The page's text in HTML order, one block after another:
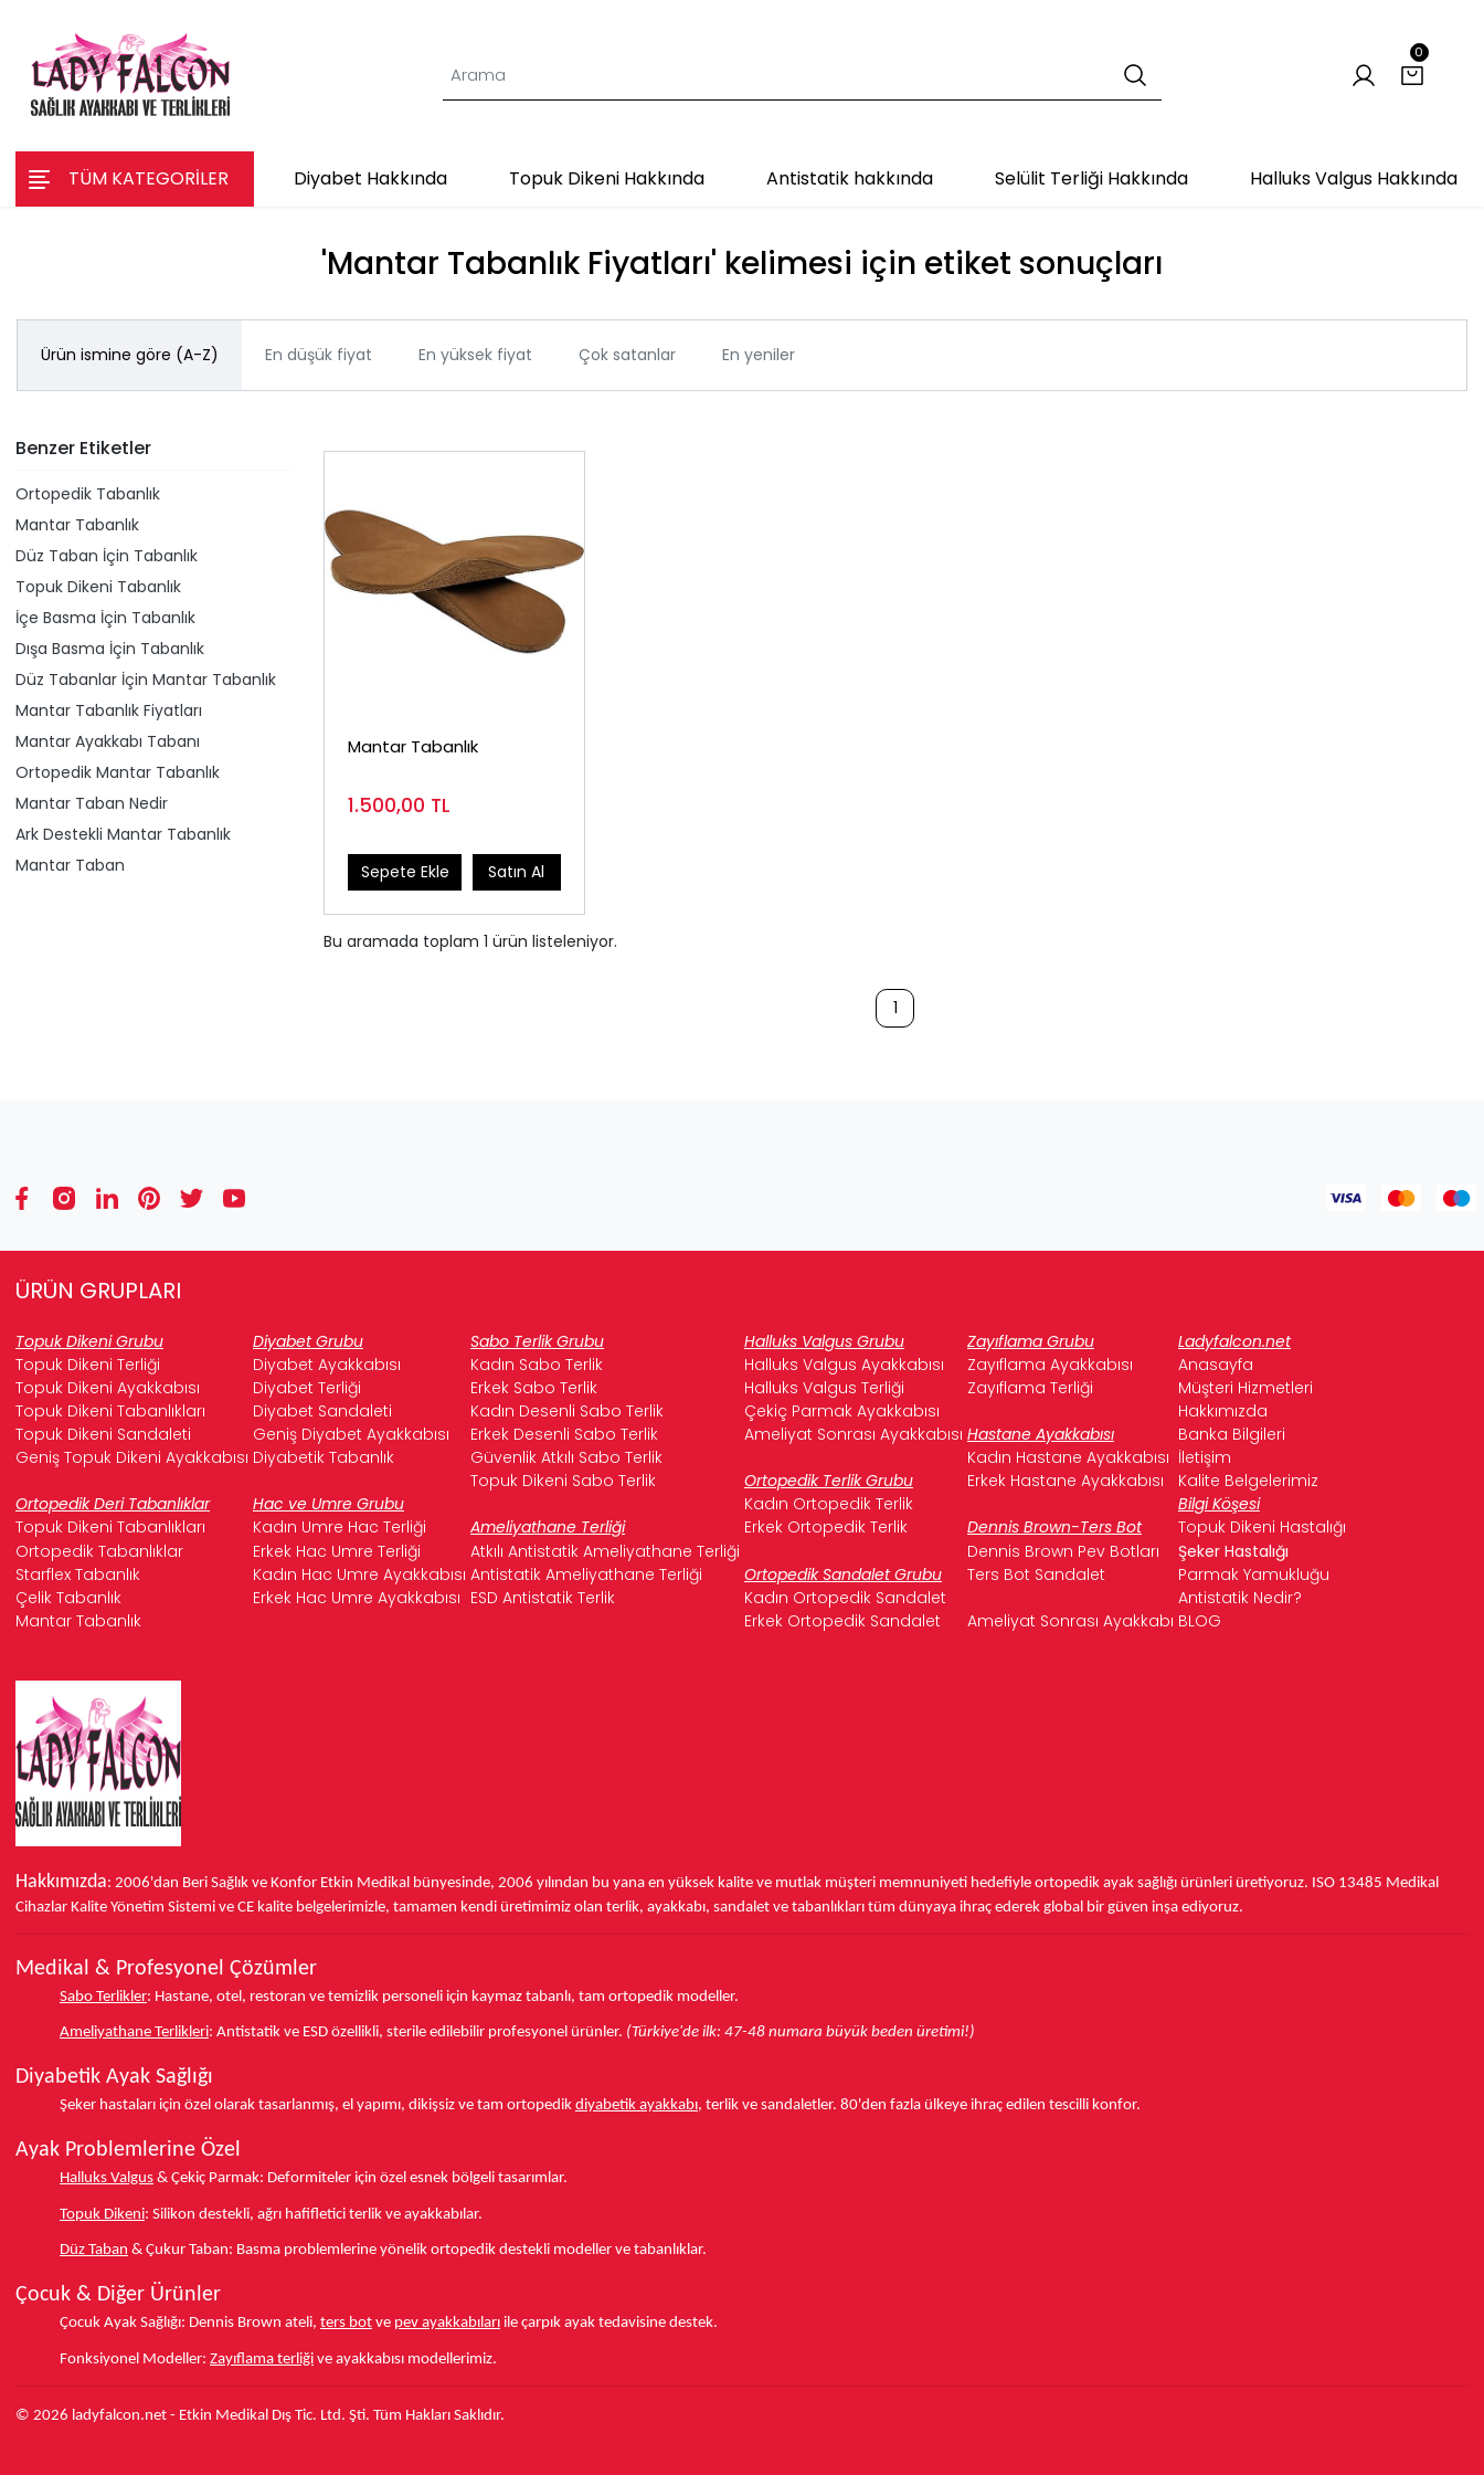
0
TÜM KATEGORİLER Diyabet Hakkında Topuk Dikeni Hakkında Antistatik hakkında Selülit Terliği Hakkında Halluks Valgus Hakkında
'Mantar Tabanlık Fiyatları' kelimesi için etiket sonuçları
Ürün ismine göre (A-Z) En düşük fiyat En yüksek fiyat Çok satanlar En yeniler
Benzer Etiketler
Ortopedik Tabanlık
Mantar Tabanlık
Düz Taban İçin Tabanlık
Topuk Dikeni Tabanlık
İçe Basma İçin Tabanlık
Dışa Basma İçin Tabanlık
Düz Tabanlar İçin Mantar Tabanlık
Mantar Tabanlık Fiyatları
Mantar Ayakkabı Tabanı
Ortopedik Mantar Tabanlık
Mantar Taban Nedir
Ark Destekli Mantar Tabanlık
Mantar Taban
Mantar Tabanlık
1.500,00 TL
Sepete Ekle Satın Al
Bu aramada toplam 1 ürün listeleniyor.
1
ÜRÜN GRUPLARI
Topuk Dikeni Grubu Diyabet Grubu Sabo Terlik Grubu Halluks Valgus Grubu Zayıflama Grubu
Ladyfalcon.net
Topuk Dikeni Terliği
Diyabet Ayakkabısı Kadın Sabo Terlik Halluks Valgus Ayakkabısı Zayıflama Ayakkabısı
Anasayfa
Topuk Dikeni Ayakkabısı
Diyabet Terliği Erkek Sabo Terlik Halluks Valgus Terliği Zayıflama Terliği
Müşteri Hizmetleri
Topuk Dikeni Tabanlıkları
Diyabet Sandaleti Kadın Desenli Sabo Terlik Çekiç Parmak Ayakkabısı
Hakkımızda
Topuk Dikeni Sandaleti
Geniş Diyabet Ayakkabısı Erkek Desenli Sabo Terlik Ameliyat Sonrası Ayakkabısı Hastane Ayakkabısı
Banka Bilgileri
Geniş Topuk Dikeni Ayakkabısı Diyabetik Tabanlık Güvenlik Atkılı Sabo Terlik Kadın Hastane Ayakkabısı İletişim
Topuk Dikeni Sabo Terlik
Ortopedik Terlik Grubu Erkek Hastane Ayakkabısı
Kalite Belgelerimiz
Ortopedik Deri Tabanlıklar
Hac ve Umre Grubu Kadın Ortopedik Terlik
Bilgi Köşesi
Topuk Dikeni Tabanlıkları
Kadın Umre Hac Terliği Ameliyathane Terliği Erkek Ortopedik Terlik Dennis Brown-Ters Bot
Topuk Dikeni Hastalığı
Ortopedik Tabanlıklar
Erkek Hac Umre Terliği Atkılı Antistatik Ameliyathane Terliği Dennis Brown Pev Botları
Şeker Hastalığı
Starflex Tabanlık
Kadın Hac Umre Ayakkabısı Antistatik Ameliyathane Terliği Ortopedik Sandalet Grubu Ters Bot Sandalet
Parmak Yamukluğu
Çelik Tabanlık
Erkek Hac Umre Ayakkabısı ESD Antistatik Terlik Kadın Ortopedik Sandalet
Antistatik Nedir?
Mantar Tabanlık
Erkek Ortopedik Sandalet Ameliyat Sonrası Ayakkabı BLOG
Hakkımızda: 2006'dan Beri Sağlık ve Konfor Etkin Medikal bünyesinde, 2006 yılından bu yana en yüksek kalite ve mutlak müşteri memnuniyeti hedefiyle ortopedik ayak sağlığı ürünleri üretiyoruz. ISO 13485 Medikal
Cihazlar Kalite Yönetim Sistemi ve CE kalite belgelerimizle, tamamen kendi üretimimiz olan terlik, ayakkabı, sandalet ve tabanlıkları tüm dünyaya ihraç ederek global bir güven inşa ediyoruz.
Medikal & Profesyonel Çözümler
Sabo Terlikler: Hastane, otel, restoran ve temizlik personeli için kaymaz tabanlı, tam ortopedik modeller.
Ameliyathane Terlikleri: Antistatik ve ESD özellikli, sterile edilebilir profesyonel ürünler. (Türkiye'de ilk: 47-48 numara büyük beden üretimi!)
Diyabetik Ayak Sağlığı
Şeker hastaları için özel olarak tasarlanmış, el yapımı, dikişsiz ve tam ortopedik diyabetik ayakkabı, terlik ve sandaletler. 80'den fazla ülkeye ihraç edilen tescilli konfor.
Ayak Problemlerine Özel
Halluks Valgus & Çekiç Parmak: Deformiteler için özel esnek bölgeli tasarımlar.
Topuk Dikeni: Silikon destekli, ağrı hafifletici terlik ve ayakkabılar.
Düz Taban & Çukur Taban: Basma problemlerine yönelik ortopedik destekli modeller ve tabanlıklar.
Çocuk & Diğer Ürünler
Çocuk Ayak Sağlığı: Dennis Brown ateli, ters bot ve pev ayakkabıları ile çarpık ayak tedavisine destek.
Fonksiyonel Modeller: Zayıflama terliği ve ayakkabısı modellerimiz.
© 2026 ladyfalcon.net - Etkin Medikal Dış Tic. Ltd. Şti. Tüm Hakları Saklıdır.